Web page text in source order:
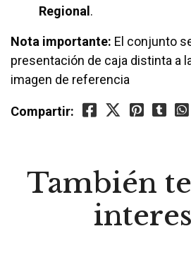
Regional .
Nota importante: El conjunto
presentación de caja distinta a
imagen de referencia
Compartir:
También